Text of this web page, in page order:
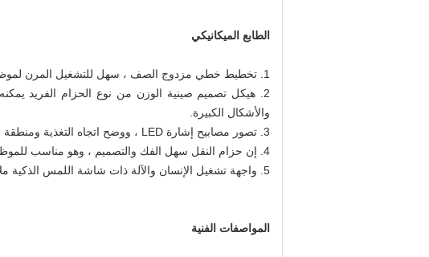
الطابع الميكانيكي
1. تخطيط خطي مزدوج الصف ، سهل للتشغيل المرن لموظفي الورشة.
2. هيكل تصميم صينية الوزن من نوع الحزام الفريد
والأشكال الكبيرة.
3. تصور مصابيح إشارة LED ، ووضح اتجاه التغذية ومنطقة التغذية ، وحدد بشكل فعال الحالة الحالية للصينية المقابلة.
4. إن حزام النقل سهل الفك والتصميم ، وهو مناسب للموظفين للتنظيف والصيانة
5. واجهة تشغيل الإنسان والآلة ذات شاشة اللمس الذكية ملائمة للتعلم الذاتي وتبادل المعلومات بين الإنسان والآلة.
المواصفات الفنية